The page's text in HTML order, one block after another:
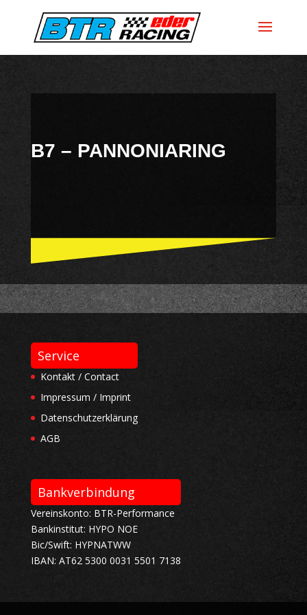
B7 – PANNONIARING
Service
Kontakt / Contact
Impressum / Imprint
Datenschutzerklärung
AGB
Bankverbindung
Vereinskonto: BTR-Performance
Bankinstitut: HYPO NOE
Bic/Swift: HYPNATWW
IBAN: AT62 5300 0031 5501 7138